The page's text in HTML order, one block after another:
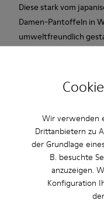
Wir verwenden
Drittanbietern zu
der Grundlage
B. besuchte
anzuzeigen.
Konfiguration
der
Diese stark vom
Damen-Pantoffeln in
umweltfreundlich
zusätzliche
hält die Füße warm,
Laufsohlen für
Eigenschaften / Features
90% Wollstoff
Farbe: Rot
Laufsohle aus
Wintergerechtes
Produktpflege